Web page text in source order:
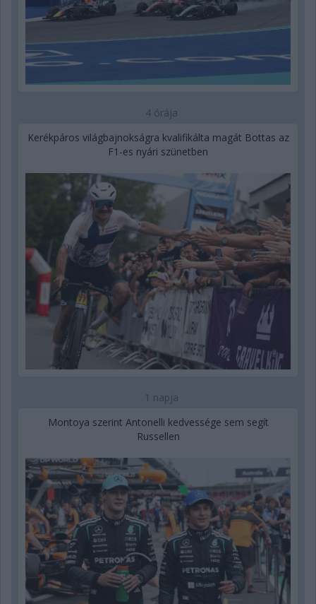
4 órája
Kerékpáros világbajnokságra kvalifikálta magát Bottas az
F1-es nyári szünetben
1 napja
Montoya szerint Antonelli kedvessége sem segít
Russellen